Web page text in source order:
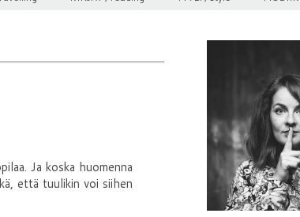
Ja koska huomenna
että tuulikin voi siihen